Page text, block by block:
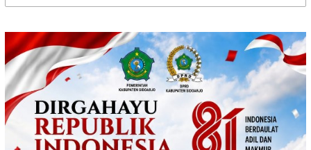
untuk: